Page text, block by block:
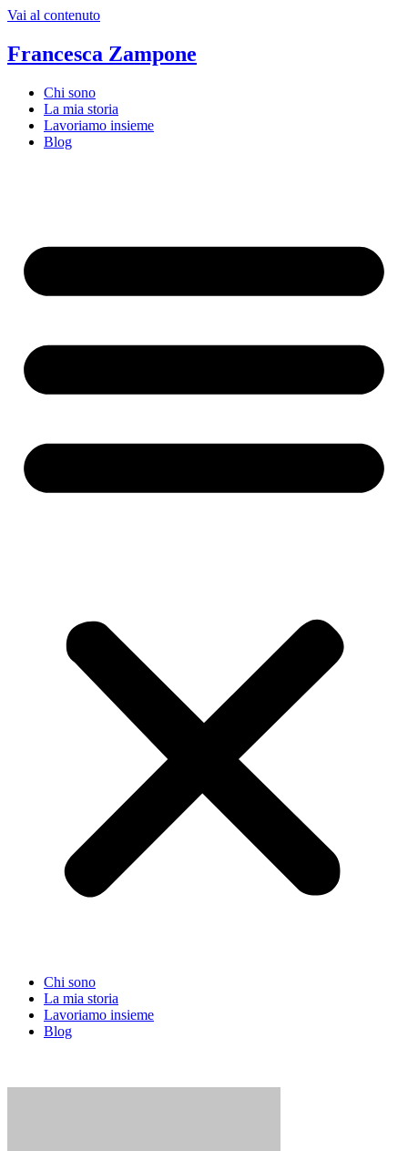
Vai al contenuto
Francesca Zampone
Chi sono
La mia storia
Lavoriamo insieme
Blog
Chi sono
La mia storia
Lavoriamo insieme
Blog